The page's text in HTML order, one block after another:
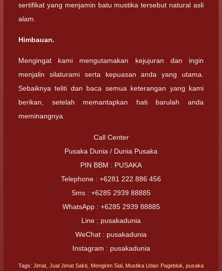
sertifikat yang menjamin batu mustika tersebut natural asli
alam.
Himbauan.
Mengingat kami mengutamakan kejujuran dan ingin
menjalin silaturami serta kepuasan anda yang utama.
Sebaiknya teliti dan baca semua keterangan yang kami
berikan, setelah memantapkan hati barulah anda
meminangnya.
Call Center
Pusaka Dunia / Dunia Pusaka
PIN BBM : PUSAKA
Telephone : +6281 222 886 456
Sms : +6285 2939 88885
WhatsApp : +6285 2939 88885
Line : pusakadunia
WeChat : pusakadunia
Instagram : pusakadunia
Tags:Jimat Jual Jimat Sakti Mengirim Sial, Mustika Udan Pagebluk ,pusaka